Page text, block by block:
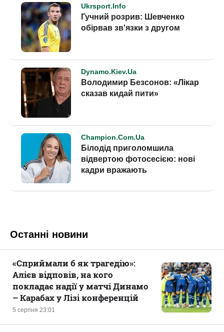
Останні новини
5 серпня 23:01
«Сприймали б як трагедію»:
Алієв відповів, на кого
покладає надії у матчі Динамо
– Карабах у Лізі конференцій